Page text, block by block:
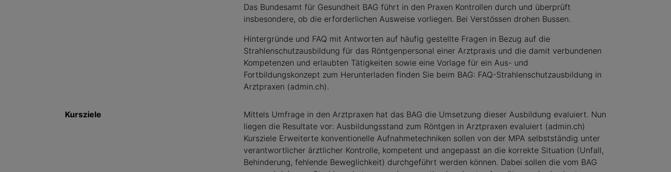
Das Bundesamt für Gesundheit BAG führt in den Praxen Kontrollen durch und überprüft
insbesondere, ob die erforderlichen Ausweise vorliegen. Bei Verstössen drohen Bussen.
Hintergründe und FAQ mit Antworten auf häufig gestellte Fragen in Bezug auf die
Strahlenschutzausbildung für das Röntgenpersonal einer Arztpraxis und die damit verbundenen
Kompetenzen und erlaubten Tätigkeiten sowie eine Vorlage für ein Aus- und
Fortbildungskonzept zum Herunterladen finden Sie beim BAG: FAQ-Strahlenschutzausbildung in
Arztpraxen (admin.ch).
Kursziele
Mittels Umfrage in den Arztpraxen hat das BAG die Umsetzung dieser Ausbildung evaluiert. Nun
liegen die Resultate vor: Ausbildungsstand zum Röntgen in Arztpraxen evaluiert (admin.ch)
Kursziele Erweiterte konventionelle Aufnahmetechniken sollen von der MPA selbstständig unter
verantwortlicher ärztlicher Kontrolle, kompetent und angepasst an die korrekte Situation (Unfall,
Be­hin­derung, fehlende Beweglichkeit) durchgeführt werden können. Dabei sollen die vom BAG